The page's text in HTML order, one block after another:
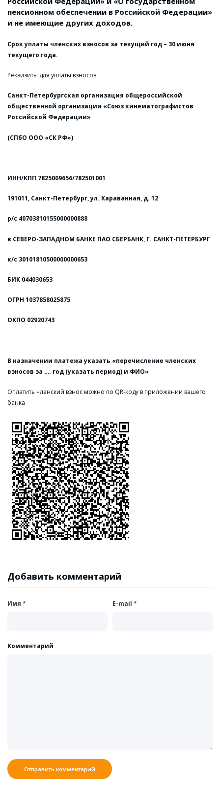
пенсионном обеспечении в Российской Федерации»
и не имеющие других доходов.
Срок уплаты членских взносов за текущий год – 30 июня
текущего года.
Реквизиты для уплаты взносов:
Санкт-Петербургская организация общероссийской
общественной организации «Союз кинематографистов
Российской Федерации»
(СПбО ООО «СК РФ»)
ИНН/КПП 7825009656/782501001
191011, Санкт-Петербург, ул. Караванная, д. 12
р/с 40703810155000000888
в СЕВЕРО-ЗАПАДНОМ БАНКЕ ПАО СБЕРБАНК, Г. САНКТ-ПЕТЕРБУРГ
к/с 30101810500000000653
БИК 044030653
ОГРН 1037858025875
ОКПО 02920743
В назначении платежа указать «перечисление членских
взносов за …. год (указать период) и ФИО»
Оплатить членский взнос можно по QR-коду в приложении вашего
банка
Добавить комментарий
Имя * E-mail *
Комментарий